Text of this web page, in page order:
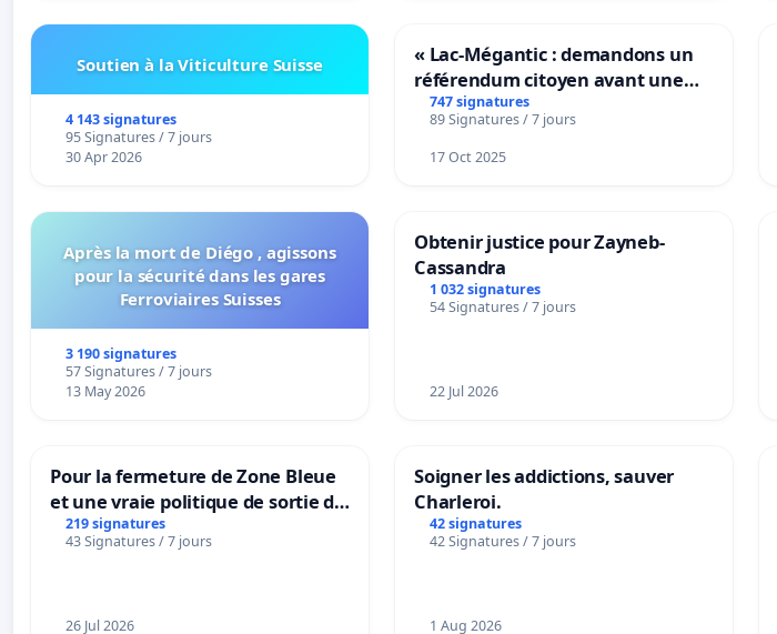
Soutien à la Viticulture Suisse
4 143 signatures
95 Signatures / 7 jours
30 Apr 2026
« Lac-Mégantic : demandons un
référendum citoyen avant une
transformation irréversible de
notre territoire »
747 signatures
89 Signatures / 7 jours
17 Oct 2025
Après la mort de Diégo , agissons
pour la sécurité dans les gares
Ferroviaires Suisses
3 190 signatures
57 Signatures / 7 jours
13 May 2026
Obtenir justice pour Zayneb-
Cassandra
1 032 signatures
54 Signatures / 7 jours
22 Jul 2026
Pour la fermeture de Zone Bleue
et une vraie politique de sortie de
la dépendance
219 signatures
43 Signatures / 7 jours
26 Jul 2026
Soigner les addictions, sauver
Charleroi.
42 signatures
42 Signatures / 7 jours
1 Aug 2026